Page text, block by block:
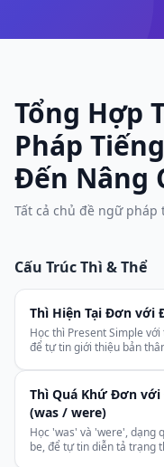
Tổng Hợp
Pháp
Đến Nâng
Tất cả chủ đề ngữ
Cấu Trúc Thì & Thể
Thì Hiện Tại Đơn với
Học thì Present Simple
để tự tin giới thiệu bản
Thì Quá Khứ Đơn với
(was / were)
Học 'was' và 'were', dạng
be, để tự tin diễn tả trạng